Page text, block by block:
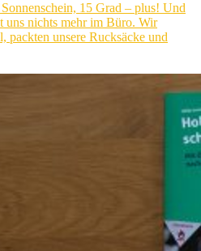
15 Grad – plus! Und
uns nichts mehr im Büro. Wir
packten unsere Rucksäcke und